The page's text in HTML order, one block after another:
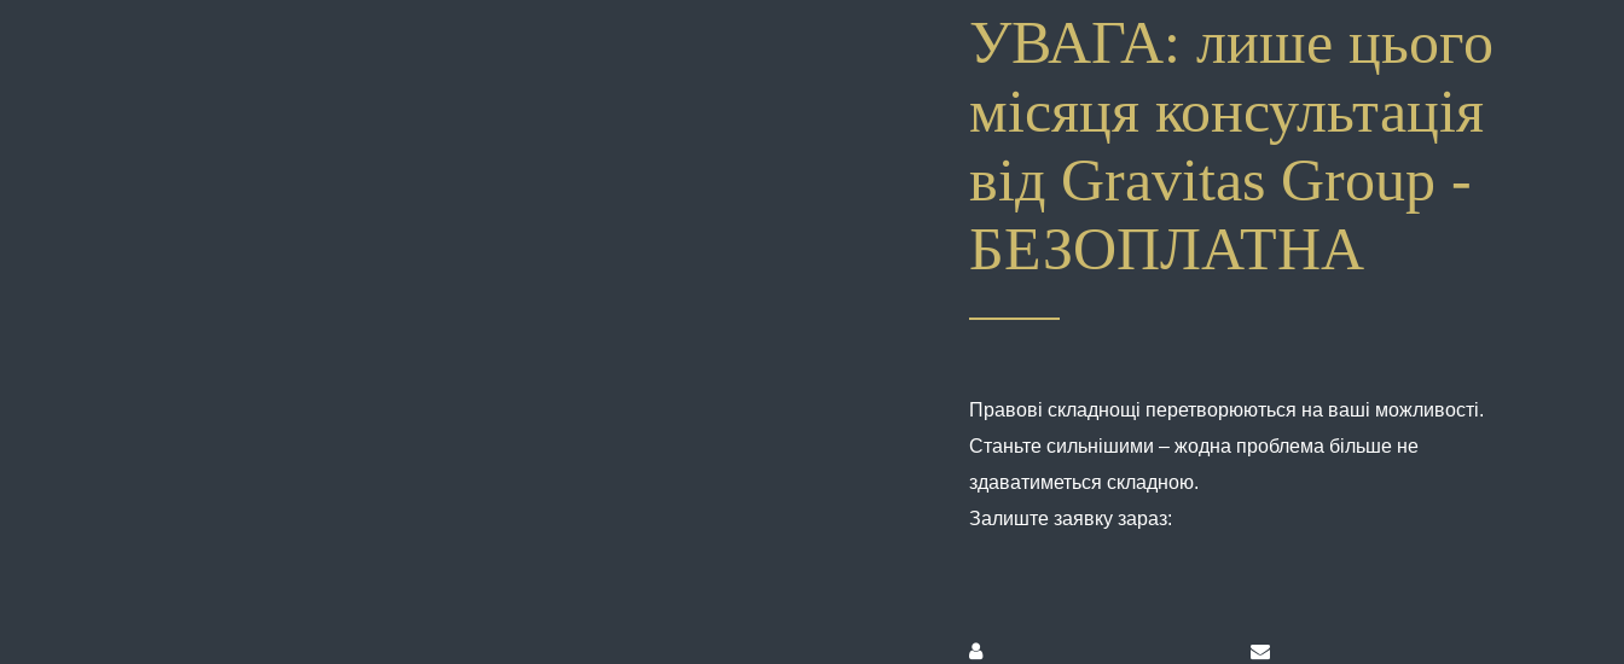
УВАГА: лише цього
місяця консультація
від Gravitas Group -
БЕЗОПЛАТНА
Правові складнощі перетворюються на ваші можливості.
Станьте сильнішими – жодна проблема більше не
здаватиметься складною.
Залиште заявку зараз: